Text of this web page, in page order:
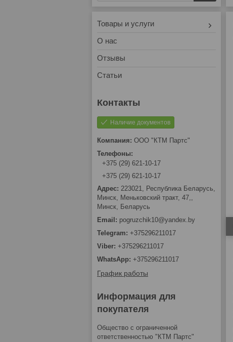
Товары и услуги
О нас
Отзывы
Статьи
Наличие документов
ООО "КТМ Партс"
+375 (29) 621-10-17
+375 (29) 621-10-17
223021, Республика Беларусь,
Минск, Меньковский тракт, 47,,
Минск, Беларусь
pogruzchik10@yandex.by
+375296211017
+375296211017
+375296211017
График работы
Информация для
покупателя
Общество с ограниченной
ответственностью "КТМ Партс"